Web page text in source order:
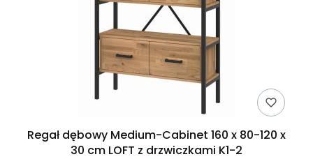
Regał dębowy Medium-Cabinet 160 x 80-120 x
30 cm LOFT z drzwiczkami K1-2